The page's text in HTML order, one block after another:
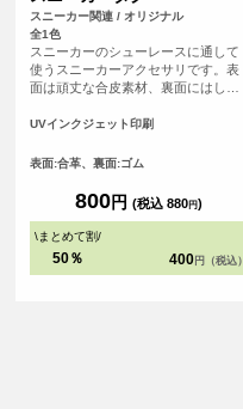
スニーカー関連 / オリジナル
全1色
スニーカーのシューレースに通して
使うスニーカーアクセサリです。表
面は頑丈な合皮素材、裏面にはしっ
め、長くご使用いただけます。自分
ニーカーに加えてみてはいかがでし
いスニーカーにオリジナルテイスト
を追加できるアイテムです。部活や
サークルなどのグループで同じデザ
感を演出するのもおすすめです！
UVインクジェット印刷
表面:合革、裏面:ゴム
800円 (税込 880円)
\まとめて割/
50％ 400 円（税込）